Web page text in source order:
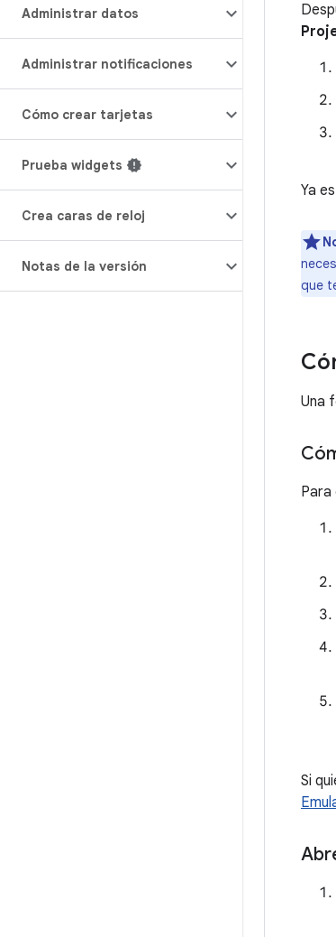
Administrar datos
Administrar notificaciones
Cómo crear tarjetas
Prueba widgets
Crea caras de reloj
Notas de la versión
Ya
que
Una
Para
Si